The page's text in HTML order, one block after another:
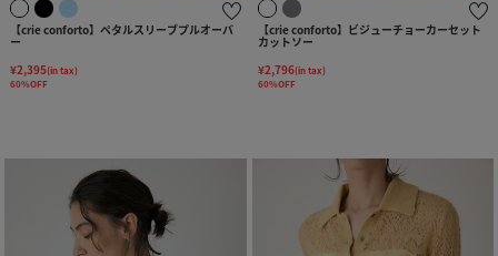
【crie conforto】ペタルスリーブプルオーバ
ー
¥2,395(in tax)
60%OFF
【crie conforto】ビジューチョーカーセット
カットソー
¥2,796(in tax)
60%OFF